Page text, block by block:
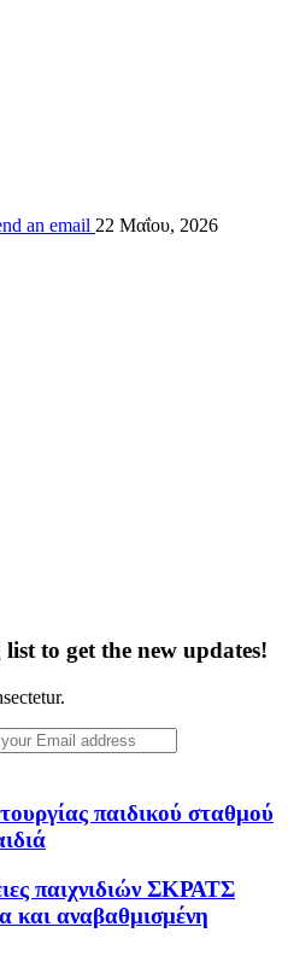
an email 22 Μαΐου, 2026
to get the new updates!
παιδικού σταθμού
παιχνιδιών ΣΚΡΑΤΣ
και αναβαθμισμένη